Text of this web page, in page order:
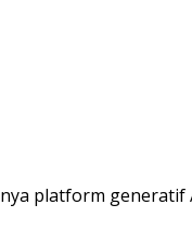
platform generatif